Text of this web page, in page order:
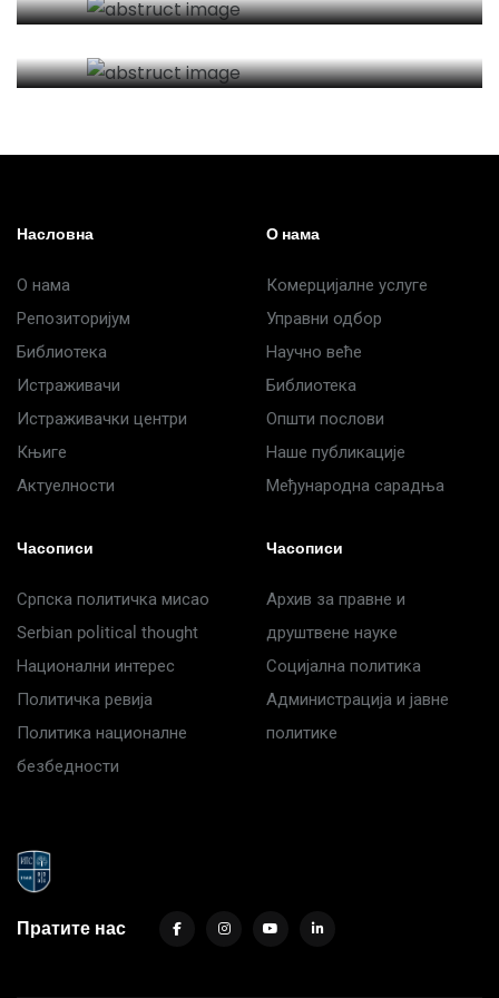
Истраживачки
Насловна
О нама
Репозиторијум
Библиотека
Истраживачи
Истраживачки центри
Књиге
Актуелности
О нама
Комерцијалне услуге
Управни одбор
Научно веће
Библиотека
Општи послови
Наше публикације
Међународна сарадња
Часописи
Српска политичка мисао
Serbian political thought
Национални интерес
Политичка ревија
Политика националне
безбедности
Часописи
Архив за правне и
друштвене науке
Социјална политика
Администрација и јавне
политике
Пратите нас